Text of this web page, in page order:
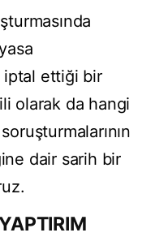
iptal ettiği bir
olarak da hangi
dair sarih bir